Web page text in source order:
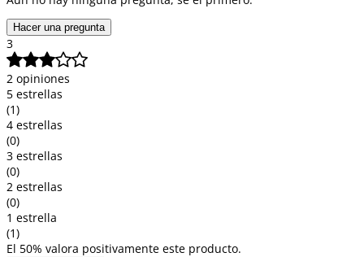
Hacer una pregunta
3
2 opiniones
5 estrellas
(1)
4 estrellas
(0)
3 estrellas
(0)
2 estrellas
(0)
1 estrella
(1)
El 50% valora positivamente este producto.